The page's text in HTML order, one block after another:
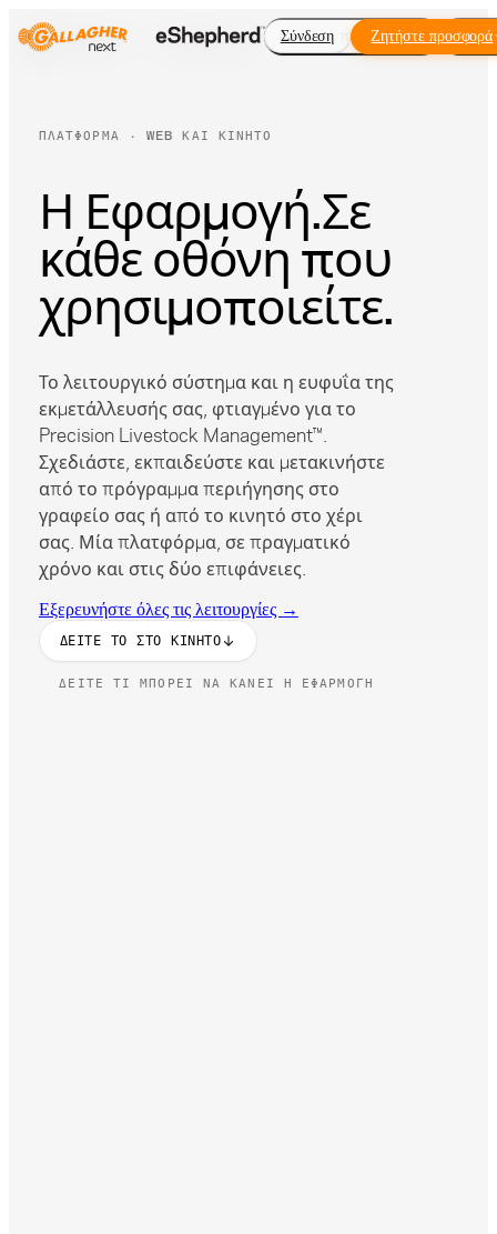
Εικονική περίφραξη
Σύνδεση Ζητήστε προσφορά
ΠΛΑΤΦΌΡΜΑ · WEB ΚΑΙ ΚΙΝΗΤΌ
Η Εφαρμογή.Σε
κάθε οθόνη που
χρησιμοποιείτε.
Το λειτουργικό σύστημα και η ευφυΐα της
εκμετάλλευσής σας, φτιαγμένο για το
Precision Livestock Management™.
Σχεδιάστε, εκπαιδεύστε και μετακινήστε
από το πρόγραμμα περιήγησης στο
γραφείο σας ή από το κινητό στο χέρι
σας. Μία πλατφόρμα, σε πραγματικό
χρόνο και στις δύο επιφάνειες.
Εξερευνήστε όλες τις λειτουργίες →
ΔΕΊΤΕ ΤΟ ΣΤΟ ΚΙΝΗΤΌ
ΔΕΊΤΕ ΤΙ ΜΠΟΡΕΊ ΝΑ ΚΆΝΕΙ Η ΕΦΑΡΜΟΓΉ